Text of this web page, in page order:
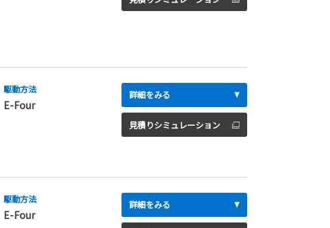
駆動方法
E-Four
詳細をみる
見積りシミュレーション
駆動方法
E-Four
詳細をみる